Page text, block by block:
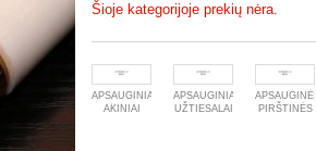
Šioje kategorijoje prekių nėra.
APSAUGINIAI
AKINIAI
APSAUGINIAI
UŽTIESALAI
APSAUGINĖS
PIRŠTINĖS